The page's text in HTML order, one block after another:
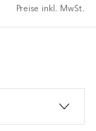
Preise inkl. MwSt.